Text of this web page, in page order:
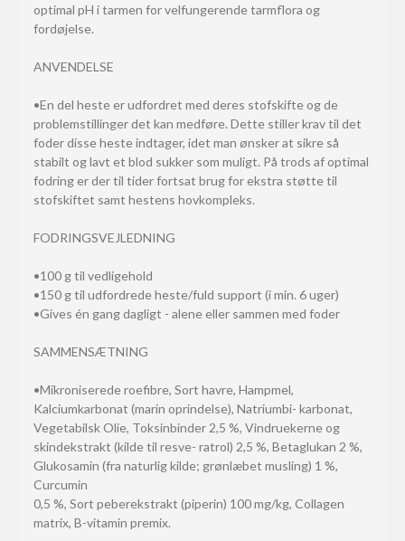
optimal pH i tarmen for velfungerende tarmflora og
fordøjelse.
ANVENDELSE
•En del heste er udfordret med deres stofskifte og de
problemstillinger det kan medføre. Dette stiller krav til det
foder disse heste indtager, idet man ønsker at sikre så
stabilt og lavt et blod sukker som muligt. På trods af optimal
fodring er der til tider fortsat brug for ekstra støtte til
stofskiftet samt hestens hovkompleks.
FODRINGSVEJLEDNING
•100 g til vedligehold
•150 g til udfordrede heste/fuld support (i min. 6 uger)
•Gives én gang dagligt - alene eller sammen med foder
SAMMENSÆTNING
•Mikroniserede roefibre, Sort havre, Hampmel,
Kalciumkarbonat (marin oprindelse), Natriumbi- karbonat,
Vegetabilsk Olie, Toksinbinder 2,5 %, Vindruekerne og
skindekstrakt (kilde til resve- ratrol) 2,5 %, Betaglukan 2 %,
Glukosamin (fra naturlig kilde; grønlæbet musling) 1 %,
Curcumin
0,5 %, Sort peberekstrakt (piperin) 100 mg/kg, Collagen
matrix, B-vitamin premix.